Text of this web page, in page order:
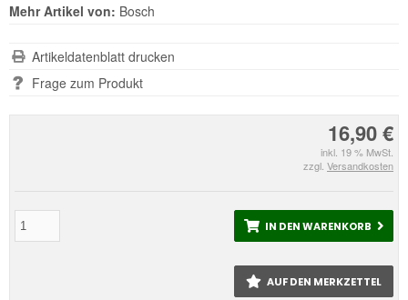
16,90 €
inkl. 19 % MwSt.
zzgl. Versandkosten
IN DEN WARENKORB
AUF DEN MERKZETTEL
Mehr Artikel von: Bosch
Artikeldatenblatt drucken
Frage zum Produkt